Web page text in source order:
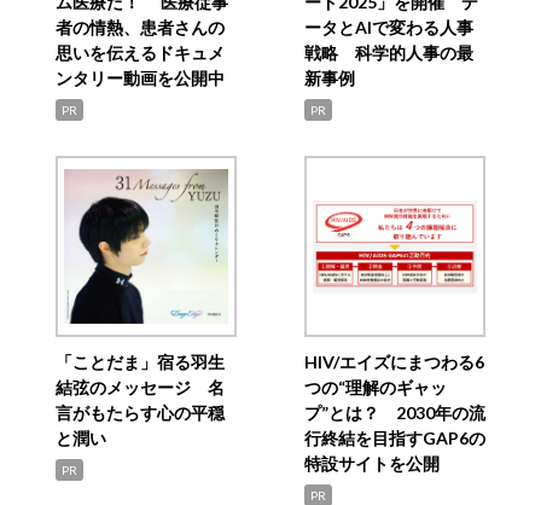
者の情熱、患者さんの
思いを伝えるドキュメ
ンタリー動画を公開中
PR
ータとAIで変わる人事
戦略 科学的人事の最
新事例
PR
「ことだま」宿る羽生
結弦のメッセージ 名
言がもたらす心の平穏
と潤い
PR
HIV/エイズにまつわる6
つの“理解のギャッ
プ”とは？ 2030年の流
行終結を目指すGAP6の
特設サイトを公開
PR